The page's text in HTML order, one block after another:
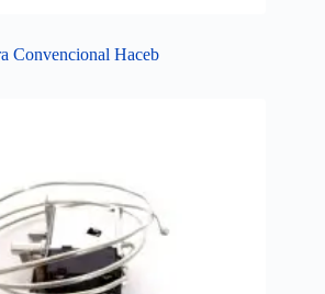
Convencional Haceb